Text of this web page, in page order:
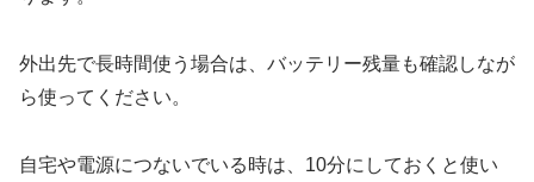
外出先で長時間使う場合は、バッテリー残量も確認しなが
ら使ってください。
自宅や電源につないでいる時は、10分にしておくと使い